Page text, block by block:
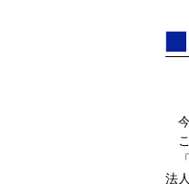
今
こ
「
法